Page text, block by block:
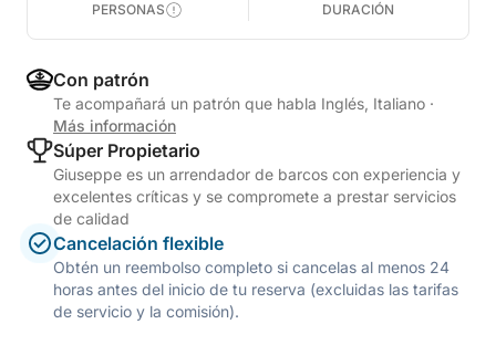
PERSONAS DURACIÓN
Con patrón
Te acompañará un patrón que habla Inglés, Italiano ·
Más información
Súper Propietario
Giuseppe es un arrendador de barcos con experiencia y
excelentes críticas y se compromete a prestar servicios
de calidad
Cancelación flexible
Obtén un reembolso completo si cancelas al menos 24
horas antes del inicio de tu reserva (excluidas las tarifas
de servicio y la comisión).